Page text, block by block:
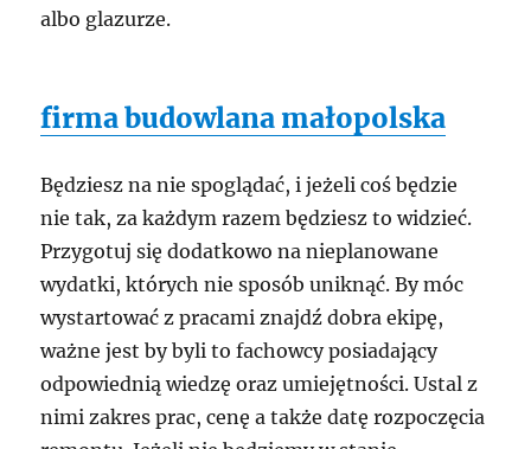
albo glazurze.
firma budowlana małopolska
Będziesz na nie spoglądać, i jeżeli coś będzie
nie tak, za każdym razem będziesz to widzieć.
Przygotuj się dodatkowo na nieplanowane
wydatki, których nie sposób uniknąć. By móc
wystartować z pracami znajdź dobra ekipę,
ważne jest by byli to fachowcy posiadający
odpowiednią wiedzę oraz umiejętności. Ustal z
nimi zakres prac, cenę a także datę rozpoczęcia